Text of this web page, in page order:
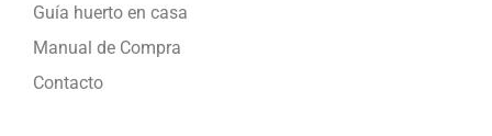
Guía huerto en casa
Manual de Compra
Contacto